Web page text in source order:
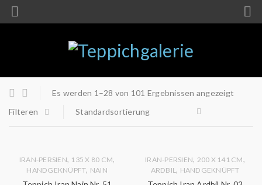
Es werden 1–28 von 101 Ergebnissen angezeigt
Filteren
Standardsortierung
IRAN-PERSIEN, 135 X 80 CM,
HANDGEKNÜPFT, NAIN
IRAN-PERSIEN, 200 X 141 CM,
ARDBIL, HANDGEKNÜPFT